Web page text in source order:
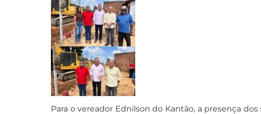
Para o vereador Ednilson do Kantão, a presença